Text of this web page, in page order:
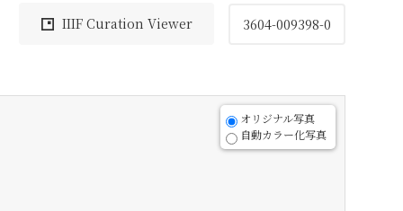
IIIF Curation Viewer 3604-009398-0
オリジナル写真
自動カラー化写真